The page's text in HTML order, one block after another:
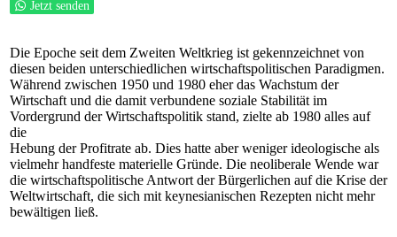
Jetzt senden
Die Epoche seit dem Zweiten Weltkrieg ist gekennzeichnet von
diesen beiden unterschiedlichen wirtschaftspolitischen Paradigmen.
Während zwischen 1950 und 1980 eher das Wachstum der
Wirtschaft und die damit verbundene soziale Stabilität im
Vordergrund der Wirtschaftspolitik stand, zielte ab 1980 alles auf
die
Hebung der Profitrate ab. Dies hatte aber weniger ideologische als
vielmehr handfeste materielle Gründe. Die neoliberale Wende war
die wirtschaftspolitische Antwort der Bürgerlichen auf die Krise der
Weltwirtschaft, die sich mit keynesianischen Rezepten nicht mehr
bewältigen ließ.